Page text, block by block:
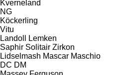
Kverneland
NG
Köckerling
Vitu
Landoll
Lemken
Saphir Solitair Zirkon
Lidselmash Mascar Maschio
DC DM